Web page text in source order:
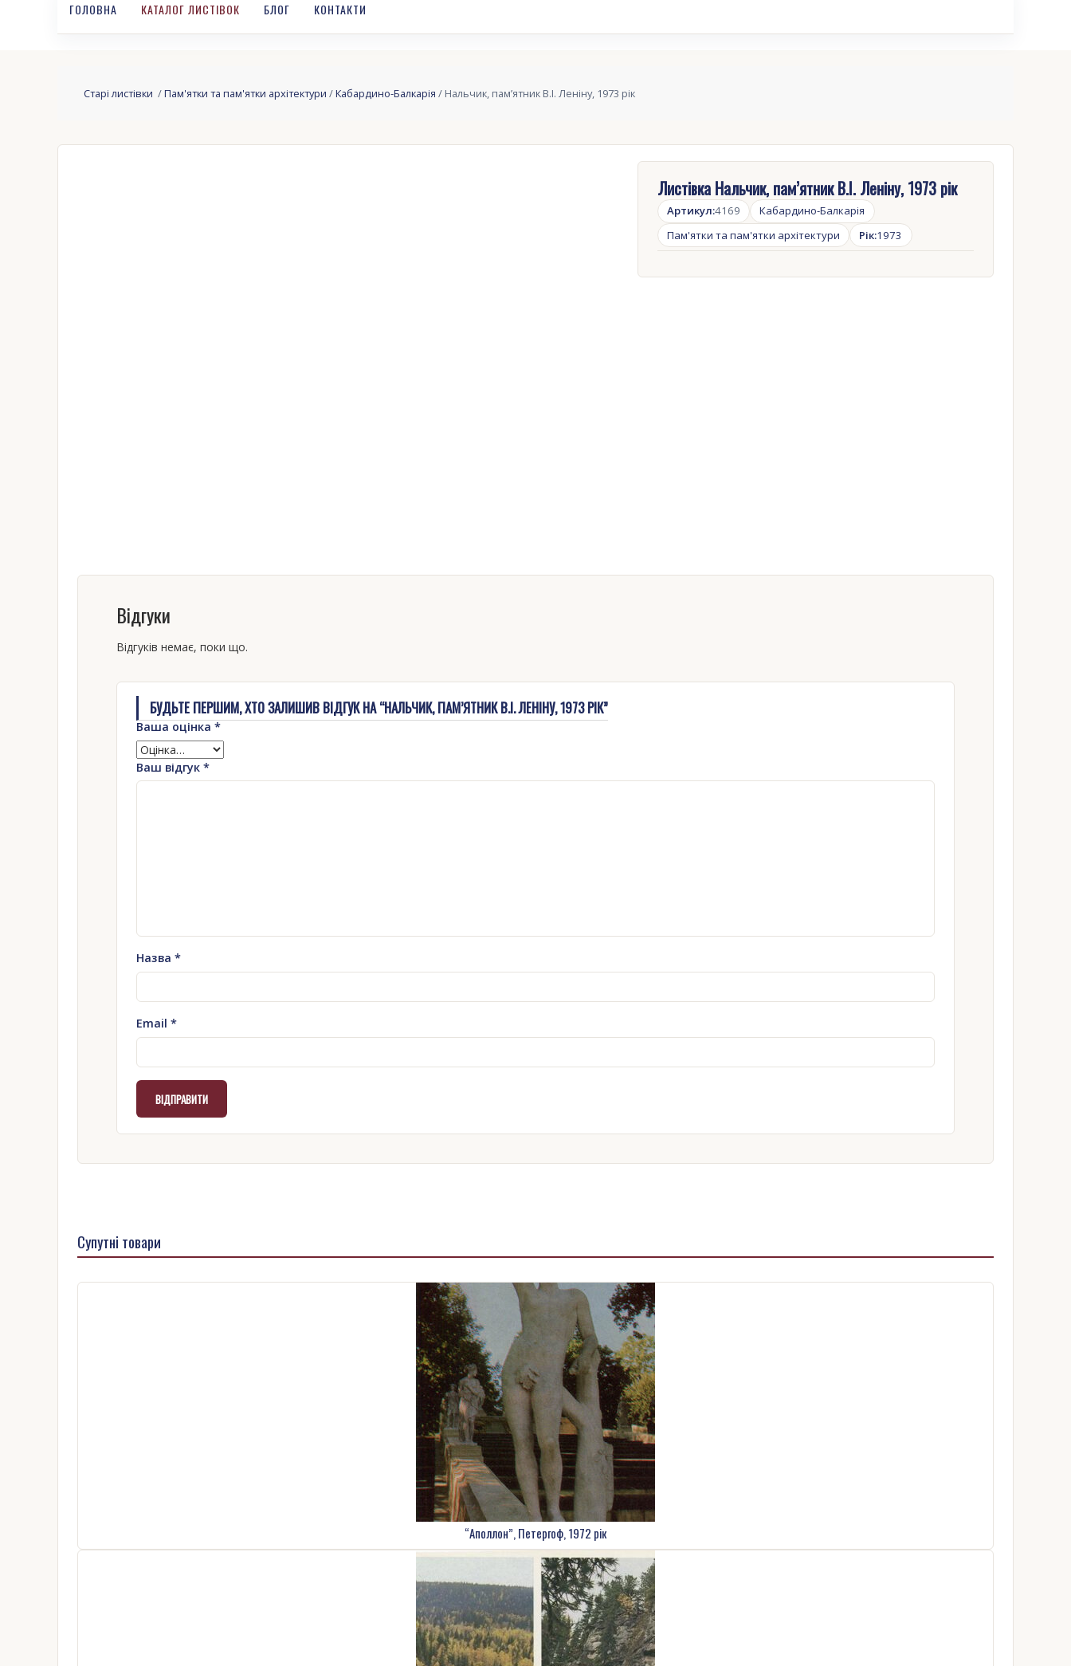
ГОЛОВНА КАТАЛОГ ЛИСТІВОК БЛОГ КОНТАКТИ
Старі листівки /Пам'ятки та пам'ятки архітектури /Кабардино-Балкарія / Нальчик, пам’ятник В.І. Леніну, 1973 рік
Листівка Нальчик, пам’ятник В.І. Леніну, 1973 рік
Артикул:4169
Кабардино-Балкарія
Пам'ятки та пам'ятки архітектури
Рік:1973
Відгуки
Відгуків немає, поки що.
БУДЬТЕ ПЕРШИМ, ХТО ЗАЛИШИВ ВІДГУК НА “НАЛЬЧИК, ПАМ’ЯТНИК В.І. ЛЕНІНУ, 1973 РІК”
Ваша оцінка *
Ваш відгук *
Назва *
Email *
Супутні товари
“Аполлон”, Петергоф, 1972 рік